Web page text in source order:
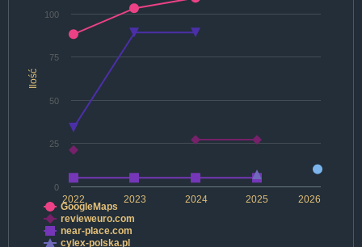
Ilość
2022 2024 2026
2023 2025
0
25
50
75
100
GoogleMaps
revieweuro.com
near-place.com
cylex-polska.pl